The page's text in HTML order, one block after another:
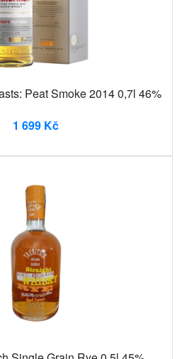
Peat Smoke 2014 0,7l 46%
1 699 Kč